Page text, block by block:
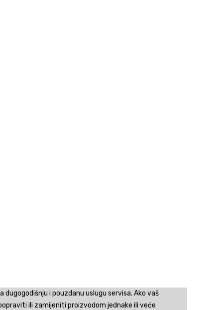
i pouzdanu uslugu servisa. Ako vaš
ili zamijeniti proizvodom jednake ili veće